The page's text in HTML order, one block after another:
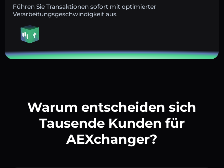
Führen Sie Transaktionen sofort mit optimierter
Verarbeitungsgeschwindigkeit aus.
Warum entscheiden sich
Tausende Kunden für
AEXchanger?